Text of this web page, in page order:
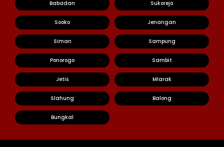
Babadan Sukorejo
Sooko Jenangan
Siman Sampung
Ponorogo Sambit
Jetis Mlarak
Slahung Balong
Bungkal